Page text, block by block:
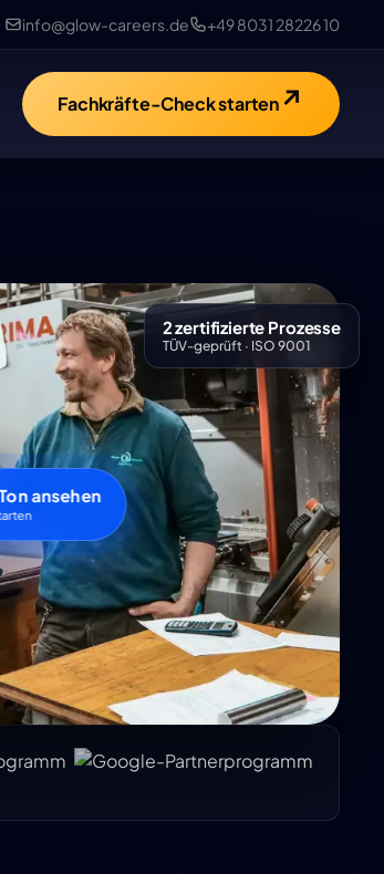
info@glow-careers.de +49 8031 28226 10
Fachkräfte-Check starten
ansehen
2 zertifizierte Prozesse
TÜV-geprüft · ISO 9001